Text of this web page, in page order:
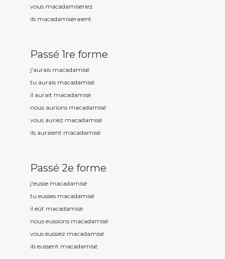
vous macadamiseriez
ils macadamiseraient
Passé 1re forme
j'aurais macadamisé
tu aurais macadamisé
il aurait macadamisé
nous aurions macadamisé
vous auriez macadamisé
ils auraient macadamisé
Passé 2e forme
j'eusse macadamisé
tu eusses macadamisé
il eût macadamisé
nous eussions macadamisé
vous eussiez macadamisé
ils eussent macadamisé